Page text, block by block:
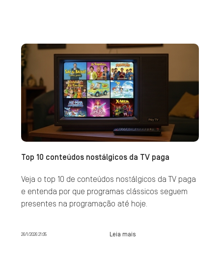
Top 10 conteúdos nostálgicos da TV paga
Veja o top 10 de conteúdos nostálgicos da TV paga
e entenda por que programas clássicos seguem
presentes na programação até hoje.
26/1/2026 21:05 Leia mais